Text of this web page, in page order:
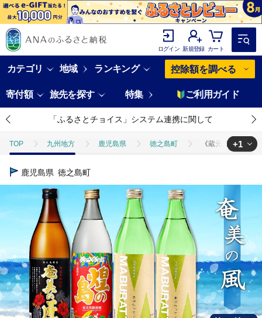
ログイン 新規登録 カート
カテゴリ 地域 ランキング 控除額を調べる
寄付額 旅先を探す 特集 ご利用ガイド
災害支援ページはこちら
TOP 九州地方 鹿児島県 徳之島町 《蔵元直送便》
TOP
+1
鹿児島県 徳之島町